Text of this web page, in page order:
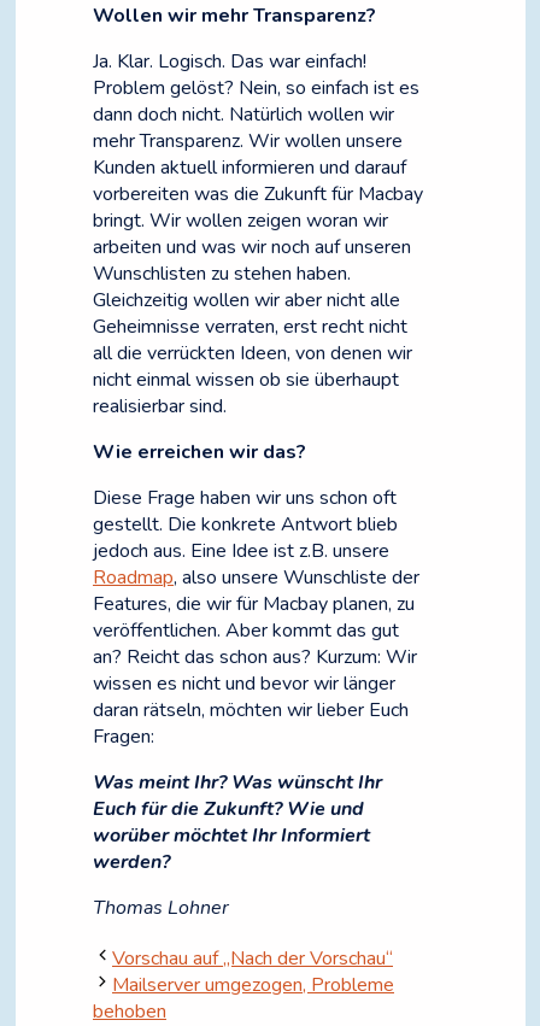
Wollen wir mehr Transparenz?
Ja. Klar. Logisch. Das war einfach!
Problem gelöst? Nein, so einfach ist es
dann doch nicht. Natürlich wollen wir
mehr Transparenz. Wir wollen unsere
Kunden aktuell informieren und darauf
vorbereiten was die Zukunft für Macbay
bringt. Wir wollen zeigen woran wir
arbeiten und was wir noch auf unseren
Wunschlisten zu stehen haben.
Gleichzeitig wollen wir aber nicht alle
Geheimnisse verraten, erst recht nicht
all die verrückten Ideen, von denen wir
nicht einmal wissen ob sie überhaupt
realisierbar sind.
Wie erreichen wir das?
Diese Frage haben wir uns schon oft
gestellt. Die konkrete Antwort blieb
jedoch aus. Eine Idee ist z.B. unsere
Roadmap, also unsere Wunschliste der
Features, die wir für Macbay planen, zu
veröffentlichen. Aber kommt das gut
an? Reicht das schon aus? Kurzum: Wir
wissen es nicht und bevor wir länger
daran rätseln, möchten wir lieber Euch
Fragen:
Was meint Ihr? Was wünscht Ihr
Euch für die Zukunft? Wie und
worüber möchtet Ihr Informiert
werden?
Thomas Lohner
Vorschau auf „Nach der Vorschau“
Mailserver umgezogen, Probleme
behoben